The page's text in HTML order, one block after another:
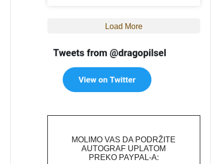
Load More
MOLIMO VAS DA PODRŽITE
AUTOGRAF UPLATOM
PREKO PAYPAL-A: